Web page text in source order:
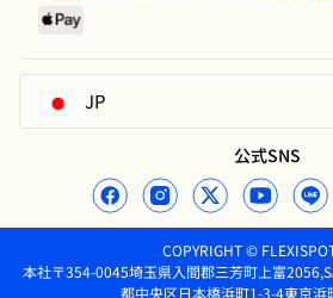
JP
公式SNS
COPYRIGHT ©
本社〒354-0045埼玉県入間郡三芳町上富
都中央区日本橋浜町1-3-4東京浜